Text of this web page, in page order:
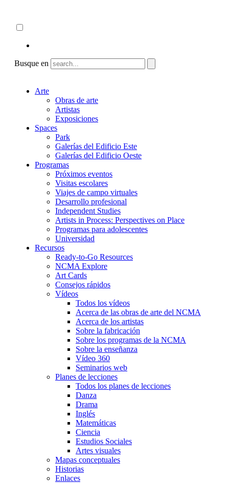
content
Busque en
Arte
Obras de arte
Artistas
Exposiciones
Spaces
Park
Galerías del Edificio Este
Galerías del Edificio Oeste
Programas
Próximos eventos
Visitas escolares
Viajes de campo virtuales
Desarrollo profesional
Independent Studies
Artists in Process: Perspectives on Place
Programas para adolescentes
Universidad
Recursos
Ready-to-Go Resources
NCMA Explore
Art Cards
Consejos rápidos
Vídeos
Todos los vídeos
Acerca de las obras de arte del NCMA
Acerca de los artistas
Sobre la fabricación
Sobre los programas de la NCMA
Sobre la enseñanza
Vídeo 360
Seminarios web
Planes de lecciones
Todos los planes de lecciones
Danza
Drama
Inglés
Matemáticas
Ciencia
Estudios Sociales
Artes visuales
Mapas conceptuales
Historias
Enlaces